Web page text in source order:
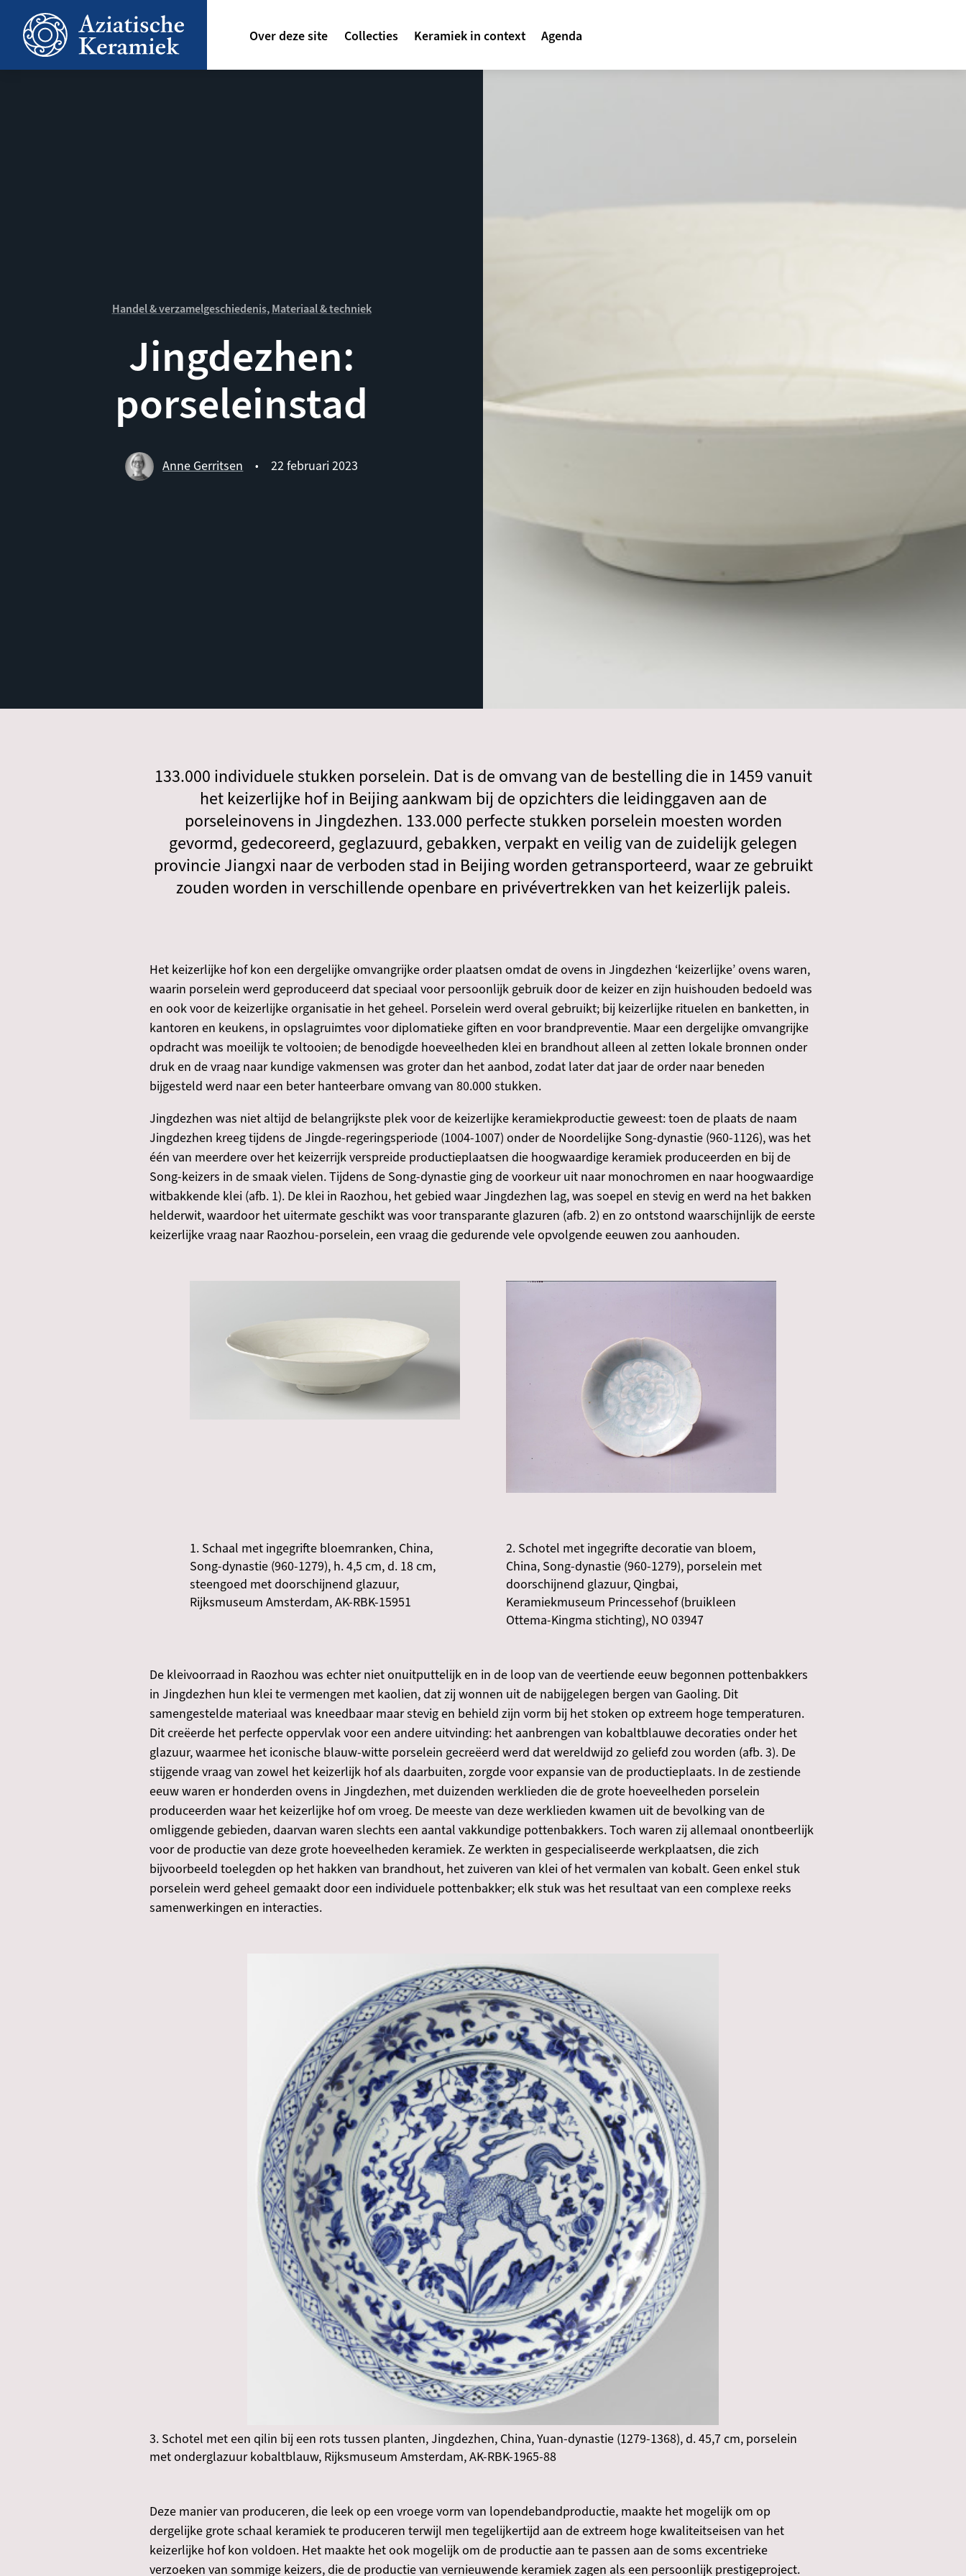
Overslaan
naar
Hoofdnavigatie
Over deze site Collecties Keramiek in context Agenda
Handel & verzamelgeschiedenis Materiaal & techniek
Jingdezhen:
porseleinstad
Anne Gerritsen • 22 februari 2023
133.000 individuele stukken porselein. Dat is de omvang van de bestelling die in 1459 vanuit
het keizerlijke hof in Beijing aankwam bij de opzichters die leidinggaven aan de
porseleinovens in Jingdezhen. 133.000 perfecte stukken porselein moesten worden
gevormd, gedecoreerd, geglazuurd, gebakken, verpakt en veilig van de zuidelijk gelegen
provincie Jiangxi naar de verboden stad in Beijing worden getransporteerd, waar ze gebruikt
zouden worden in verschillende openbare en privévertrekken van het keizerlijk paleis.
Het keizerlijke hof kon een dergelijke omvangrijke order plaatsen omdat de ovens in Jingdezhen ‘keizerlijke’ ovens waren,
waarin porselein werd geproduceerd dat speciaal voor persoonlijk gebruik door de keizer en zijn huishouden bedoeld was
en ook voor de keizerlijke organisatie in het geheel. Porselein werd overal gebruikt; bij keizerlijke rituelen en banketten, in
kantoren en keukens, in opslagruimtes voor diplomatieke giften en voor brandpreventie. Maar een dergelijke omvangrijke
opdracht was moeilijk te voltooien; de benodigde hoeveelheden klei en brandhout alleen al zetten lokale bronnen onder
druk en de vraag naar kundige vakmensen was groter dan het aanbod, zodat later dat jaar de order naar beneden
bijgesteld werd naar een beter hanteerbare omvang van 80.000 stukken.
Jingdezhen was niet altijd de belangrijkste plek voor de keizerlijke keramiekproductie geweest: toen de plaats de naam
Jingdezhen kreeg tijdens de Jingde-regeringsperiode (1004-1007) onder de Noordelijke Song-dynastie (960-1126), was het
één van meerdere over het keizerrijk verspreide productieplaatsen die hoogwaardige keramiek produceerden en bij de
Song-keizers in de smaak vielen. Tijdens de Song-dynastie ging de voorkeur uit naar monochromen en naar hoogwaardige
witbakkende klei (afb. 1). De klei in Raozhou, het gebied waar Jingdezhen lag, was soepel en stevig en werd na het bakken
helderwit, waardoor het uitermate geschikt was voor transparante glazuren (afb. 2) en zo ontstond waarschijnlijk de eerste
keizerlijke vraag naar Raozhou-porselein, een vraag die gedurende vele opvolgende eeuwen zou aanhouden.
1. Schaal met ingegrifte bloemranken, China,
Song-dynastie (960-1279), h. 4,5 cm, d. 18 cm,
steengoed met doorschijnend glazuur,
Rijksmuseum Amsterdam, AK-RBK-15951
2. Schotel met ingegrifte decoratie van bloem,
China, Song-dynastie (960-1279), porselein met
doorschijnend glazuur, Qingbai,
Keramiekmuseum Princessehof (bruikleen
Ottema-Kingma stichting), NO 03947
De kleivoorraad in Raozhou was echter niet onuitputtelijk en in de loop van de veertiende eeuw begonnen pottenbakkers
in Jingdezhen hun klei te vermengen met kaolien, dat zij wonnen uit de nabijgelegen bergen van Gaoling. Dit
samengestelde materiaal was kneedbaar maar stevig en behield zijn vorm bij het stoken op extreem hoge temperaturen.
Dit creëerde het perfecte oppervlak voor een andere uitvinding: het aanbrengen van kobaltblauwe decoraties onder het
glazuur, waarmee het iconische blauw-witte porselein gecreëerd werd dat wereldwijd zo geliefd zou worden (afb. 3). De
stijgende vraag van zowel het keizerlijk hof als daarbuiten, zorgde voor expansie van de productieplaats. In de zestiende
eeuw waren er honderden ovens in Jingdezhen, met duizenden werklieden die de grote hoeveelheden porselein
produceerden waar het keizerlijke hof om vroeg. De meeste van deze werklieden kwamen uit de bevolking van de
omliggende gebieden, daarvan waren slechts een aantal vakkundige pottenbakkers. Toch waren zij allemaal onontbeerlijk
voor de productie van deze grote hoeveelheden keramiek. Ze werkten in gespecialiseerde werkplaatsen, die zich
bijvoorbeeld toelegden op het hakken van brandhout, het zuiveren van klei of het vermalen van kobalt. Geen enkel stuk
porselein werd geheel gemaakt door een individuele pottenbakker; elk stuk was het resultaat van een complexe reeks
samenwerkingen en interacties.
3. Schotel met een qilin bij een rots tussen planten, Jingdezhen, China, Yuan-dynastie (1279-1368), d. 45,7 cm, porselein
met onderglazuur kobaltblauw, Rijksmuseum Amsterdam, AK-RBK-1965-88
Deze manier van produceren, die leek op een vroege vorm van lopendebandproductie, maakte het mogelijk om op
dergelijke grote schaal keramiek te produceren terwijl men tegelijkertijd aan de extreem hoge kwaliteitseisen van het
keizerlijke hof kon voldoen. Het maakte het ook mogelijk om de productie aan te passen aan de soms excentrieke
verzoeken van sommige keizers, die de productie van vernieuwende keramiek zagen als een persoonlijk prestigeproject.